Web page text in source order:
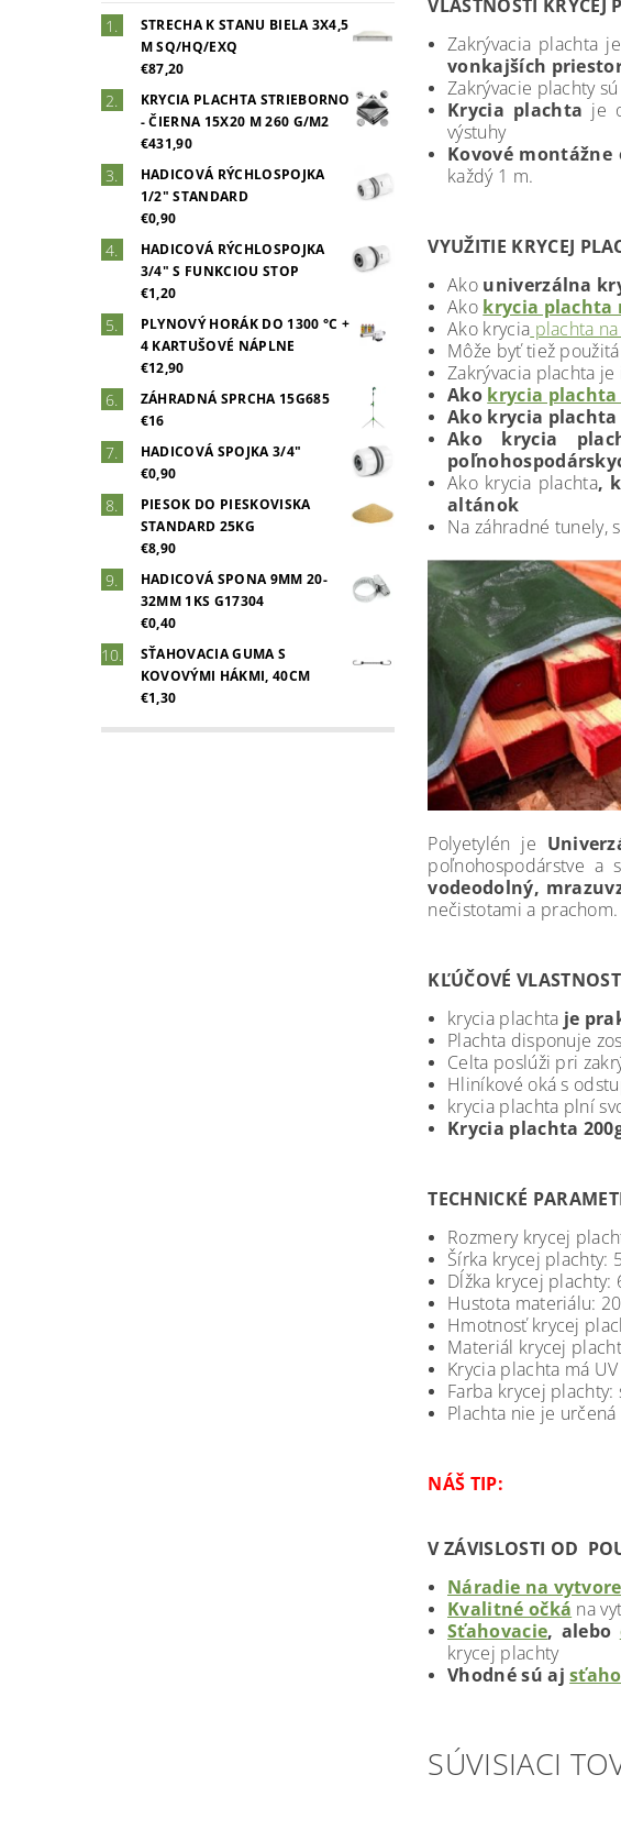
STRECHA K STANU BIELA 3X4,5
M SQ/HQ/EXQ
€87,20
KRYCIA PLACHTA STRIEBORNO
- ČIERNA 15X20 M 260 G/M2
€431,90
HADICOVÁ RÝCHLOSPOJKA
1/2" STANDARD
€0,90
HADICOVÁ RÝCHLOSPOJKA
3/4" S FUNKCIOU STOP
€1,20
PLYNOVÝ HORÁK DO 1300 °C +
4 KARTUŠOVÉ NÁPLNE
€12,90
ZÁHRADNÁ SPRCHA 15G685
€16
HADICOVÁ SPOJKA 3/4"
€0,90
PIESOK DO PIESKOVISKA
STANDARD 25KG
€8,90
HADICOVÁ SPONA 9MM 20-
32MM 1KS G17304
€0,40
SŤAHOVACIA GUMA S
KOVOVÝMI HÁKMI, 40CM
€1,30
VLASTNOSTI KRYCEJ
Zakrývacia plachta
vonkajších
Zakrývacie plachty
Krycia plachta je
výstuhy
Kovové montážne
každý 1 m.
VYUŽITIE KRYCEJ
Akouniverzálna
Ako krycia plachta
Ako krycia plachta
Môže byť tiež použitá
Zakrývacia plachta
Ako krycia
Ako krycia plachta
Ako krycia
Ako krycia plachta,
altánok
Na záhradné tunely,
Polyetylén je
poľnohospodárstve a
vodeodolný,
nečistotami a prachom.
KĽÚČOVÉ
krycia plachta je
Plachta disponuje
Celta poslúži pri
Hliníkové oká s
krycia plachta plní
Krycia plachta
TECHNICKÉ
Rozmery krycej
Šírka krycej plachty:
Dĺžka krycej plachty:
Hustota materiálu:
Hmotnosť krycej
Materiál krycej
Krycia plachta má UV
Farba krycej
Plachta nie je
NÁŠ TIP:
V ZÁVISLOSTI OD
Náradie na
Kvalitné očká na
Sťahovacie, alebo
krycej plachty
Vhodné sú aj
SÚVISIACI